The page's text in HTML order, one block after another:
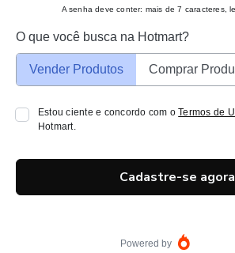
A senha deve conter: mais de 7 caracteres,
O que você busca na Hotmart?
Vender Produtos Comprar
Estou ciente e concordo com oTermos de
Hotmart.
Cadastre-se agora
Powered by